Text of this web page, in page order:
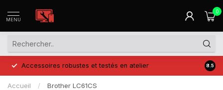
MENU
0
Accessoires robustes et testés en atelier Prix
8.5
Accueil / Brother LC61CS